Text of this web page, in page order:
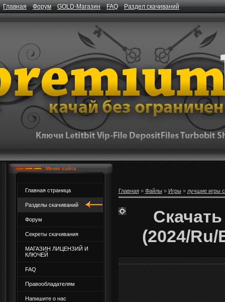
Главная Форум GOLD-Магазин FAQ Раздел скачиваний
Меню сайта
Главная страница
Разделы скачиваний
Форум
Секреты скачивания
МАГАЗИН ЛИЦЕНЗИЙ И
КЛЮЧЕЙ
FAQ
Правообладателям
Напишите о нас
Главная» Файлы» Игры» лучшие игры
(2024/